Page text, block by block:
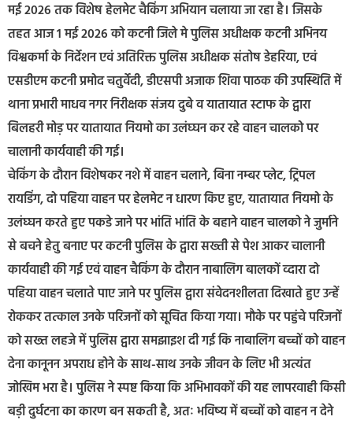
मई 2026 तक विशेष हेलमेट चैकिंग अभियान चलाया जा रहा है। जिसके
तहत आज 1 मई 2026 को कटनी जिले मे पुलिस अधीक्षक कटनी अभिनय
विश्वकर्मा के निर्देशन एवं अतिरिक्त पुलिस अधीक्षक संतोष डेहरिया, एवं
एसडीएम कटनी प्रमोद चतुर्वेदी, डीएसपी अजाक शिवा पाठक की उपस्थिति में
थाना प्रभारी माधव नगर निरीक्षक संजय दुबे व यातायात स्टाफ के द्वारा
बिलहरी मोड़ पर यातायात नियमो का उलंघ्घन कर रहे वाहन चालको पर
चालानी कार्यवाही की गई।
चेकिंग के दौरान विशेषकर नशे में वाहन चलाने, बिना नम्बर प्लेट, ट्रिपल
रायडिंग, दो पहिया वाहन पर हेलमेट न धारण किए हुए, यातायात नियमो के
उलंघ्घन करते हुए पकडे जाने पर भांति भांति के बहाने वाहन चालको ने जुर्माने
से बचने हेतु बनाए पर कटनी पुलिस के द्वारा सख्ती से पेश आकर चालानी
कार्यवाही की गई एवं वाहन चैकिंग के दौरान नाबालिग बालकों व्दारा दो
पहिया वाहन चलाते पाए जाने पर पुलिस द्वारा संवेदनशीलता दिखाते हुए उन्हें
रोककर तत्काल उनके परिजनों को सूचित किया गया। मौके पर पहुंचे परिजनों
को सख्त लहजे में पुलिस द्वारा समझाइश दी गई कि नाबालिग बच्चों को वाहन
देना कानूनन अपराध होने के साथ-साथ उनके जीवन के लिए भी अत्यंत
जोखिम भरा है। पुलिस ने स्पष्ट किया कि अभिभावकों की यह लापरवाही किसी
बड़ी दुर्घटना का कारण बन सकती है, अतः भविष्य में बच्चों को वाहन न देने